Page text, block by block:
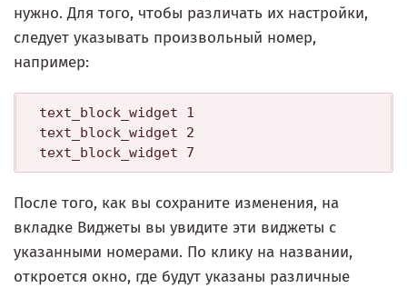
нужно. Для того, чтобы различать их настройки,
следует указывать произвольный номер,
например:
text_block_widget 1
text_block_widget 2
После того, как вы сохраните изменения, на
вкладке Виджеты вы увидите эти виджеты с
указанными номерами. По клику на названии,
откроется окно, где будут указаны различные